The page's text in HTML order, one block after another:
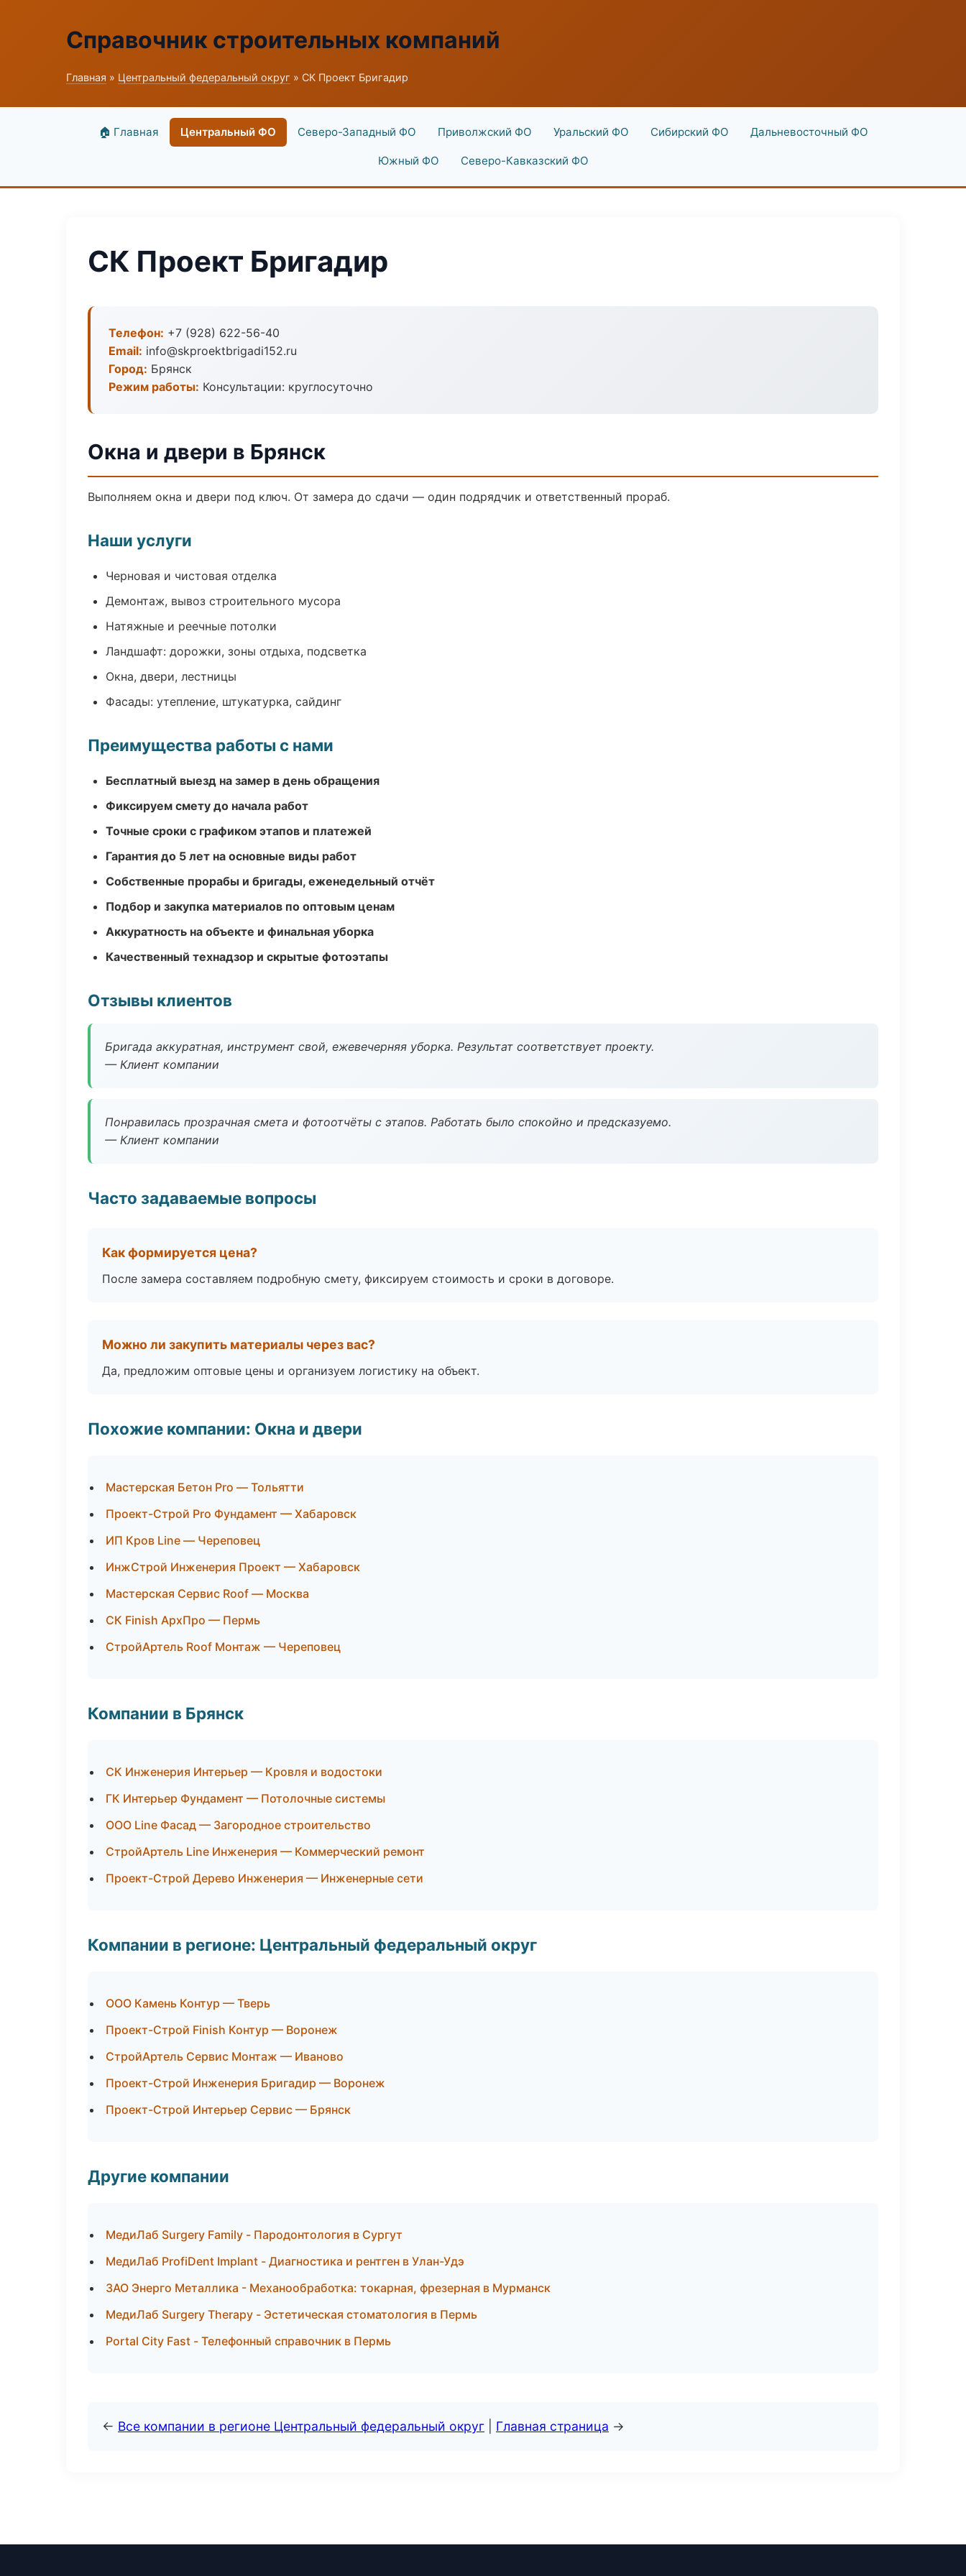
Справочник строительных компаний
Главная » Центральный федеральный округ » СК Проект Бригадир
🏠 Главная Центральный ФО Северо-Западный ФО Приволжский ФО Уральский ФО Сибирский ФО Дальневосточный ФО
Южный ФО Северо-Кавказский ФО
СК Проект Бригадир
Телефон: +7 (928) 622-56-40
Email: info@skproektbrigadi152.ru
Город: Брянск
Режим работы: Консультации: круглосуточно
Окна и двери в Брянск
Выполняем окна и двери под ключ. От замера до сдачи — один подрядчик и ответственный прораб.
Наши услуги
Черновая и чистовая отделка
Демонтаж, вывоз строительного мусора
Натяжные и реечные потолки
Ландшафт: дорожки, зоны отдыха, подсветка
Окна, двери, лестницы
Фасады: утепление, штукатурка, сайдинг
Преимущества работы с нами
Бесплатный выезд на замер в день обращения
Фиксируем смету до начала работ
Точные сроки с графиком этапов и платежей
Гарантия до 5 лет на основные виды работ
Собственные прорабы и бригады, еженедельный отчёт
Подбор и закупка материалов по оптовым ценам
Аккуратность на объекте и финальная уборка
Качественный технадзор и скрытые фотоэтапы
Отзывы клиентов
Бригада аккуратная, инструмент свой, ежевечерняя уборка. Результат соответствует проекту.
— Клиент компании
Понравилась прозрачная смета и фотоотчёты с этапов. Работать было спокойно и предсказуемо.
— Клиент компании
Часто задаваемые вопросы
Как формируется цена?
После замера составляем подробную смету, фиксируем стоимость и сроки в договоре.
Можно ли закупить материалы через вас?
Да, предложим оптовые цены и организуем логистику на объект.
Похожие компании: Окна и двери
Мастерская Бетон Pro — Тольятти
Проект-Строй Pro Фундамент — Хабаровск
ИП Кров Line — Череповец
ИнжСтрой Инженерия Проект — Хабаровск
Мастерская Сервис Roof — Москва
СК Finish АрхПро — Пермь
СтройАртель Roof Монтаж — Череповец
Компании в Брянск
СК Инженерия Интерьер — Кровля и водостоки
ГК Интерьер Фундамент — Потолочные системы
ООО Line Фасад — Загородное строительство
СтройАртель Line Инженерия — Коммерческий ремонт
Проект-Строй Дерево Инженерия — Инженерные сети
Компании в регионе: Центральный федеральный округ
ООО Камень Контур — Тверь
Проект-Строй Finish Контур — Воронеж
СтройАртель Сервис Монтаж — Иваново
Проект-Строй Инженерия Бригадир — Воронеж
Проект-Строй Интерьер Сервис — Брянск
Другие компании
МедиЛаб Surgery Family - Пародонтология в Сургут
МедиЛаб ProfiDent Implant - Диагностика и рентген в Улан-Удэ
ЗАО Энерго Металлика - Механообработка: токарная, фрезерная в Мурманск
МедиЛаб Surgery Therapy - Эстетическая стоматология в Пермь
Portal City Fast - Телефонный справочник в Пермь
← Все компании в регионе Центральный федеральный округ Главная страница →